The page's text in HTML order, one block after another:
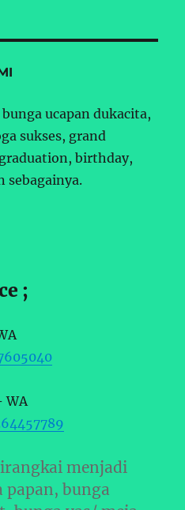
ucapan dukacita,
sukses, grand
birthday,
sebagainya.
;
WA
menjadi
papan, bunga